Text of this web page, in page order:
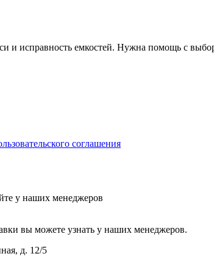
и исправность емкостей. Нужна помощь с
соглашения
у наших менеджеров
вы можете узнать у наших менеджеров.
д. 12/5